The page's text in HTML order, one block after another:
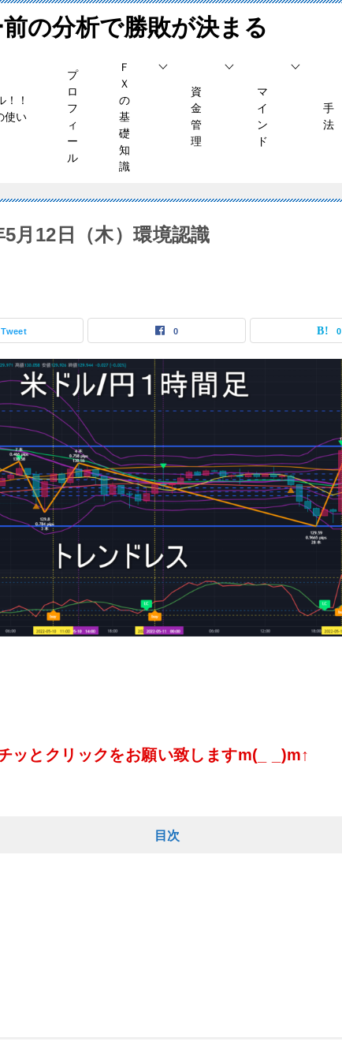
の分析で勝敗が決まる
！！
使い
プ
ロ
フ
ィ
ー
ル
Ｆ
Ｘ
の
基
礎
知
識
資
金
管
理
マ
イ
ン
ド
手
法
月12日（木）環境認識
Tweet 0 0
ッとクリックをお願い致しますm(_ _)m↑
目次